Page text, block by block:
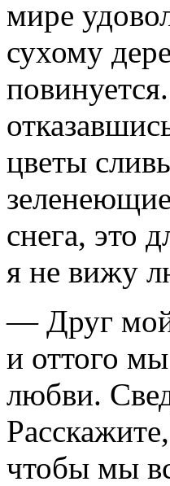
мире
сухому
цветы
снега, это
я не вижу
— Друг мой
и оттого
любви.
чтобы мы